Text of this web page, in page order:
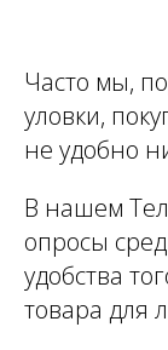
Часто мы,
уловки,
не удобно
В нашем
опросы
удобства
товара для